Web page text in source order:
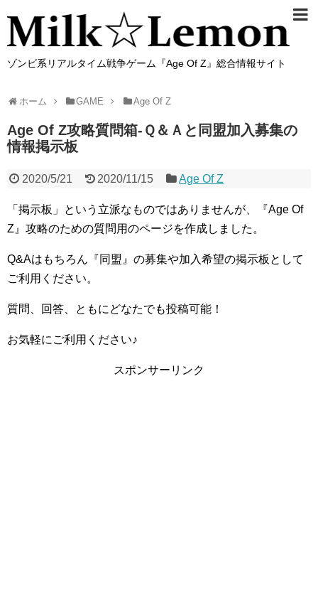
ゾンビ系リアルタイム戦争ゲーム『Age Of Z』総合情報サイト
ホーム GAME Age Of Z
Age Of Z攻略質問箱-Ｑ＆Ａと同盟加入募集の
情報掲示板
2020/5/21 2020/11/15 Age Of Z
「掲示板」という立派なものではありませんが、『Age Of
Z』攻略のための質問用のページを作成しました。
Q&Aはもちろん『同盟』の募集や加入希望の掲示板として
ご利用ください。
質問、回答、ともにどなたでも投稿可能！
お気軽にご利用ください♪
スポンサーリンク